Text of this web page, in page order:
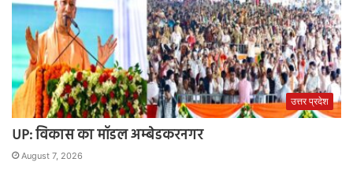
उत्तर प्रदेश
UP: विकास का मॉडल अम्बेडकरनगर
August 7, 2026